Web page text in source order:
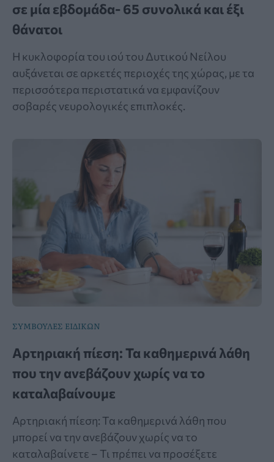
σε μία εβδομάδα- 65 συνολικά και έξι
θάνατοι
Η κυκλοφορία του ιού του Δυτικού Νείλου
αυξάνεται σε αρκετές περιοχές της χώρας, με τα
περισσότερα περιστατικά να εμφανίζουν
σοβαρές νευρολογικές επιπλοκές.
ΣΥΜΒΟΥΛΕΣ ΕΙΔΙΚΩΝ
Αρτηριακή πίεση: Τα καθημερινά λάθη
που την ανεβάζουν χωρίς να το
καταλαβαίνουμε
Αρτηριακή πίεση: Τα καθημερινά λάθη που
μπορεί να την ανεβάζουν χωρίς να το
καταλαβαίνετε – Τι πρέπει να προσέξετε